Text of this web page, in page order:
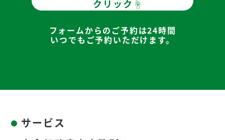
クリック☝
フォームからのご予約は24時間
いつでもご予約いただけます。
サービス